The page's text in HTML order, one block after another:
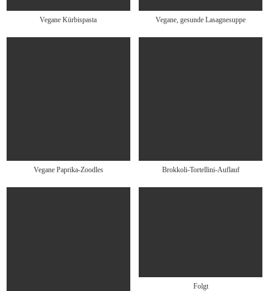
Vegane Kürbispasta Vegane, gesunde Lasagnesuppe
Vegane Paprika-Zoodles Brokkoli-Tortellini-Auflauf
Folgt